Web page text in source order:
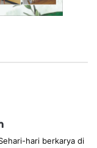
hari berkarya di